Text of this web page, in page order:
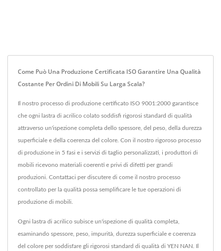
Come Può Una Produzione Certificata ISO Garantire Una Qualità
Costante Per Ordini Di Mobili Su Larga Scala?
Il nostro processo di produzione certificato ISO 9001:2000 garantisce
che ogni lastra di acrilico colato soddisfi rigorosi standard di qualità
attraverso un'ispezione completa dello spessore, del peso, della durezza
superficiale e della coerenza del colore. Con il nostro rigoroso processo
di produzione in 5 fasi e i servizi di taglio personalizzati, i produttori di
mobili ricevono materiali coerenti e privi di difetti per grandi
produzioni. Contattaci per discutere di come il nostro processo
controllato per la qualità possa semplificare le tue operazioni di
produzione di mobili.
Ogni lastra di acrilico subisce un'ispezione di qualità completa,
esaminando spessore, peso, impurità, durezza superficiale e coerenza
del colore per soddisfare gli rigorosi standard di qualità di YEN NAN. Il